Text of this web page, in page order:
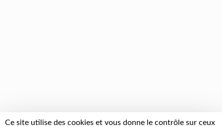
Ce site utilise des cookies et vous donne le contrôle sur ceux